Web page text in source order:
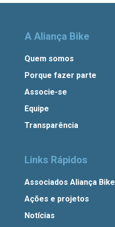
A Aliança Bike
Quem somos
Porque fazer parte
Associe-se
Equipe
Transparência
Links Rápidos
Associados Aliança Bike
Ações e projetos
Notícias